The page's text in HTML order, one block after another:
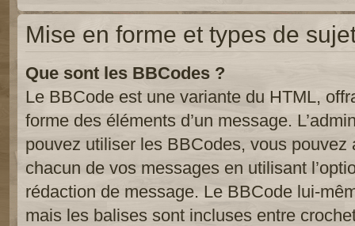
Mise en forme et types de
Que sont les BBCodes ?
Le BBCode est une variante du HTML,
forme des éléments d’un message.
pouvez utiliser les BBCodes, vous
chacun de vos messages en utilisant
rédaction de message. Le BBCode lui-
mais les balises sont incluses entre